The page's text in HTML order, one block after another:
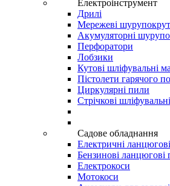
Електроінструмент
Дрилі
Мережеві
Акумуляторні
Перфоратори
Лобзики
Кутові шліфувальні
Пістолети гарячого
Циркулярні пили
Стрічкові
Садове обладнання
Електричні
Бензинові ланцюгові
Електрокоси
Мотокоси